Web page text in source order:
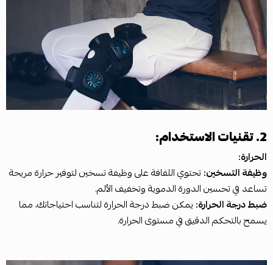
2. تقنيات الاستخدام:
الحرارة:
وظيفة التسخين:تحتوي اللفافة على وظيفة تسخين لتوفير حرارة مريحة
تساعد في تحسين الدورة الدموية وتخفيف الألم.
ضبط درجة الحرارة: يمكن ضبط درجة الحرارة لتناسب احتياجاتك، مما
يسمح بالتحكم الدقيق في مستوى الحرارة.